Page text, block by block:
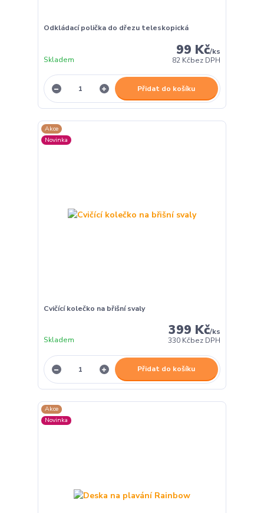
Odkládací polička do dřezu teleskopická
99 Kč/ks
82 Kčbez DPH
Skladem
Přidat do košíku
Akce
Novinka
Cvičící kolečko na břišní svaly
399 Kč/ks
330 Kčbez DPH
Skladem
Přidat do košíku
Akce
Novinka